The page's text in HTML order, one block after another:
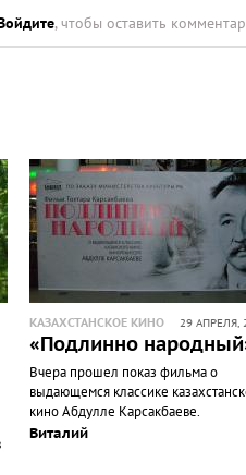
, чтобы оставить
КАЗАХСТАНСКОЕ КИНО 29 АПРЕЛЯ,
«Подлинно
Вчера прошел показ фильма о
выдающемся классике
кино Абдулле Карсакбаеве.
Виталий